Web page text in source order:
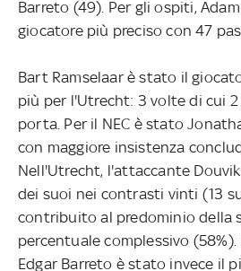
Barreto (49). Per gli ospiti,
giocatore più preciso con 47
Bart Ramselaar è stato il
più per l'Utrecht: 3 volte di cui
porta. Per il NEC è stato
con maggiore insistenza
Nell'Utrecht, l'attaccante
dei suoi nei contrasti vinti (13
contribuito al predominio della
percentuale complessivo
Edgar Barreto è stato invece il